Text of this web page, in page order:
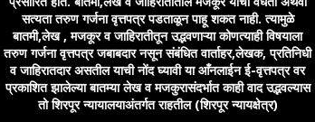
सत्यता तरुण गर्जना वृत्तपत्र पडताळून पाहू शकत नाही. त्यामुळे
बातमी,लेख , मजकूर व जाहिरातीतून उद्भवणाऱ्या कोणत्याही विषयाला
तरुण गर्जना वृत्तपत्र जबाबदार नसून संबंधित वार्ताहर,लेखक, प्रतिनिधी
व जाहिरातदार असतील याची नोंद घ्यावी या आँनलाईन ई-वृत्तपत्र वर
प्रकाशित झालेल्या बातम्या लेख व मजकुरासंदर्भात काही वाद उद्भवल्यास
तो शिरपूर न्यायालयाअंतर्गत राहतील (शिरपूर न्यायक्षेत्र)